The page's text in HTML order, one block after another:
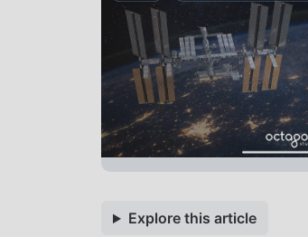
Explore this article